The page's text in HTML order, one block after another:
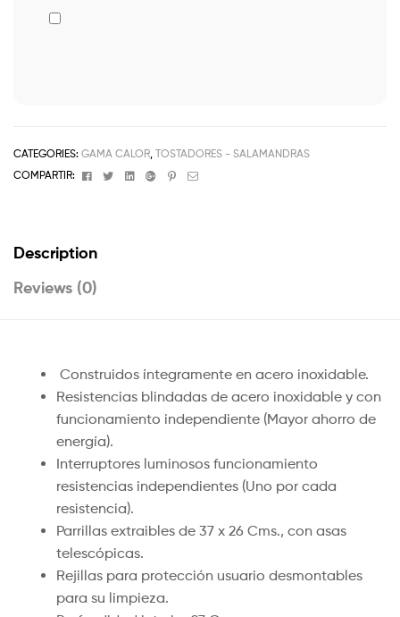
CATEGORIES: GAMA CALOR, TOSTADORES - SALAMANDRAS
COMPARTIR:
FacebookTwitterLinkedinGoogle+Pinterest
Email
Description
Reviews (0)
Construidos íntegramente en acero inoxidable.
Resistencias blindadas de acero inoxidable y con
funcionamiento independiente (Mayor ahorro de
energía).
Interruptores luminosos funcionamiento
resistencias independientes (Uno por cada
resistencia).
Parrillas extraibles de 37 x 26 Cms., con asas
telescópicas.
Rejillas para protección usuario desmontables
para su limpieza.